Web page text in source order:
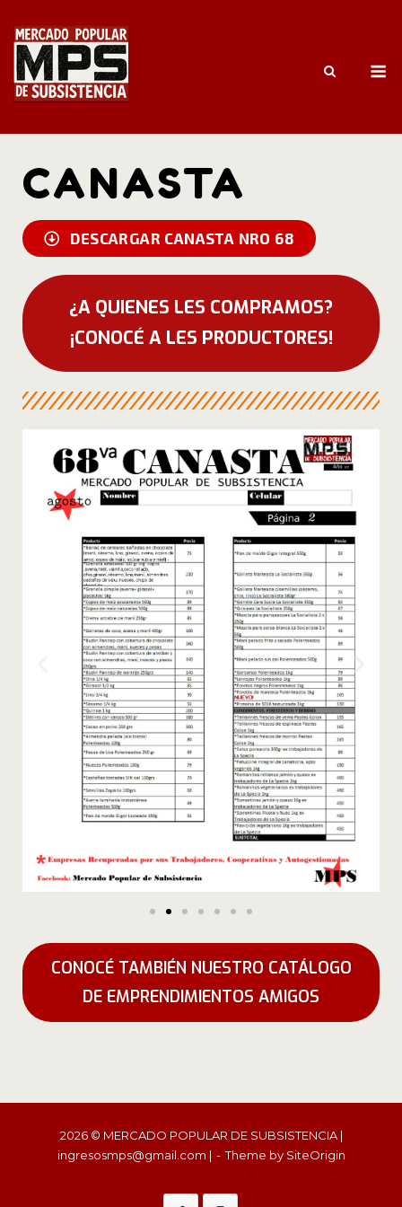
CANASTA
DESCARGAR CANASTA NRO 68
¿A QUIENES LES COMPRAMOS?
¡CONOCÉ A LES PRODUCTORES!
CONOCÉ TAMBIÉN NUESTRO CATÁLOGO
DE EMPRENDIMIENTOS AMIGOS
2026 © MERCADO POPULAR DE SUBSISTENCIA |
ingresosmps@gmail.com |
Theme by SiteOrigin